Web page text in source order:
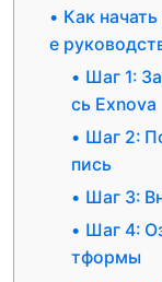
Как
е
Шаг 1:
сь Exnova
Шаг 2:
пись
Шаг 3:
Шаг 4:
тформы